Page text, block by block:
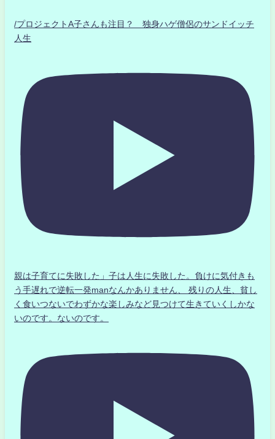
/プロジェクトA子さんも注目？ 独身ハゲ僧侶のサンドイッチ
人生
親は子育てに失敗した」子は人生に失敗した。負けに気付きも
う手遅れで逆転一発manなんかありません、 残りの人生、貧し
く食いつないでわずかな楽しみなど見つけて生きていくしかな
いのです。ないのです。